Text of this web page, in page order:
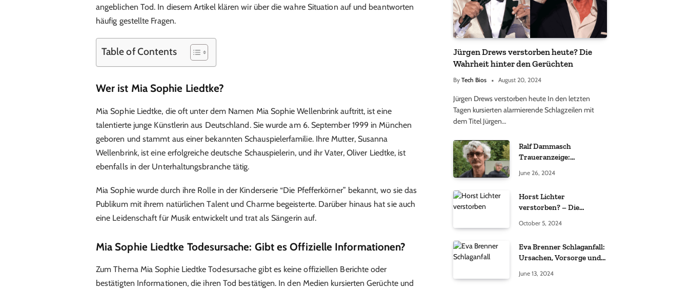
angeblichen Tod. In diesem Artikel klären wir über die wahre Situation auf und beantworten
häufig gestellte Fragen.
Table of Contents
Wer ist Mia Sophie Liedtke?
Mia Sophie Liedtke, die oft unter dem Namen Mia Sophie Wellenbrink auftritt, ist eine
talentierte junge Künstlerin aus Deutschland. Sie wurde am 6. September 1999 in München
geboren und stammt aus einer bekannten Schauspielerfamilie. Ihre Mutter, Susanna
Wellenbrink, ist eine erfolgreiche deutsche Schauspielerin, und ihr Vater, Oliver Liedtke, ist
ebenfalls in der Unterhaltungsbranche tätig.
Mia Sophie wurde durch ihre Rolle in der Kinderserie “Die Pfefferkörner” bekannt, wo sie das
Publikum mit ihrem natürlichen Talent und Charme begeisterte. Darüber hinaus hat sie auch
eine Leidenschaft für Musik entwickelt und trat als Sängerin auf.
Mia Sophie Liedtke Todesursache: Gibt es Offizielle Informationen?
Zum Thema Mia Sophie Liedtke Todesursache gibt es keine offiziellen Berichte oder
bestätigten Informationen, die ihren Tod bestätigen. In den Medien kursierten Gerüchte und
Jürgen Drews verstorben heute? Die
Wahrheit hinter den Gerüchten
By Tech Bios August 20, 2024
Jürgen Drews verstorben heute In den letzten
Tagen kursierten alarmierende Schlagzeilen mit
dem Titel Jürgen…
Ralf Dammasch
Traueranzeige:
Informationen
June 26, 2024
Horst Lichter
verstorben? – Die
Gerüchten
October 5, 2024
Eva Brenner Schlaganfall:
Ursachen, Vorsorge und
June 13, 2024